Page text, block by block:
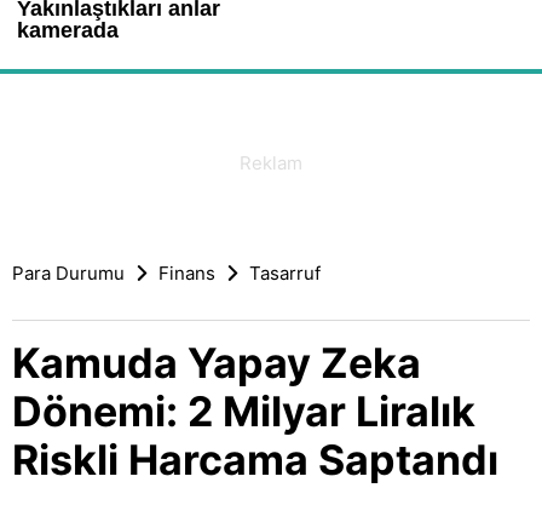
Para Durumu Finans Tasarruf
Kamuda Yapay Zeka
Dönemi: 2 Milyar Liralık
Riskli Harcama Saptandı